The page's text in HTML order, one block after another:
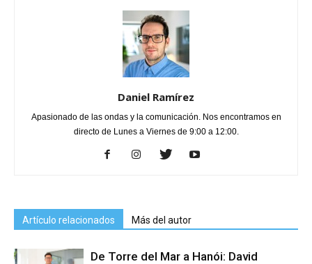
Daniel Ramírez
Apasionado de las ondas y la comunicación. Nos encontramos en
directo de Lunes a Viernes de 9:00 a 12:00.
Artículo relacionados Más del autor
De Torre del Mar a Hanói: David